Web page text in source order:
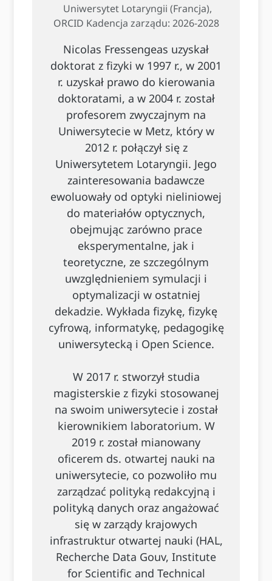
Uniwersytet Lotaryngii (Francja),
ORCID Kadencja zarządu: 2026-2028
Nicolas Fressengeas uzyskał
doktorat z fizyki w 1997 r., w 2001
r. uzyskał prawo do kierowania
doktoratami, a w 2004 r. został
profesorem zwyczajnym na
Uniwersytecie w Metz, który w
2012 r. połączył się z
Uniwersytetem Lotaryngii. Jego
zainteresowania badawcze
ewoluowały od optyki nieliniowej
do materiałów optycznych,
obejmując zarówno prace
eksperymentalne, jak i
teoretyczne, ze szczególnym
uwzględnieniem symulacji i
optymalizacji w ostatniej
dekadzie. Wykłada fizykę, fizykę
cyfrową, informatykę, pedagogikę
uniwersytecką i Open Science.
W 2017 r. stworzył studia
magisterskie z fizyki stosowanej
na swoim uniwersytecie i został
kierownikiem laboratorium. W
2019 r. został mianowany
oficerem ds. otwartej nauki na
uniwersytecie, co pozwoliło mu
zarządzać polityką redakcyjną i
polityką danych oraz angażować
się w zarządy krajowych
infrastruktur otwartej nauki (HAL,
Recherche Data Gouv, Institute
for Scientific and Technical